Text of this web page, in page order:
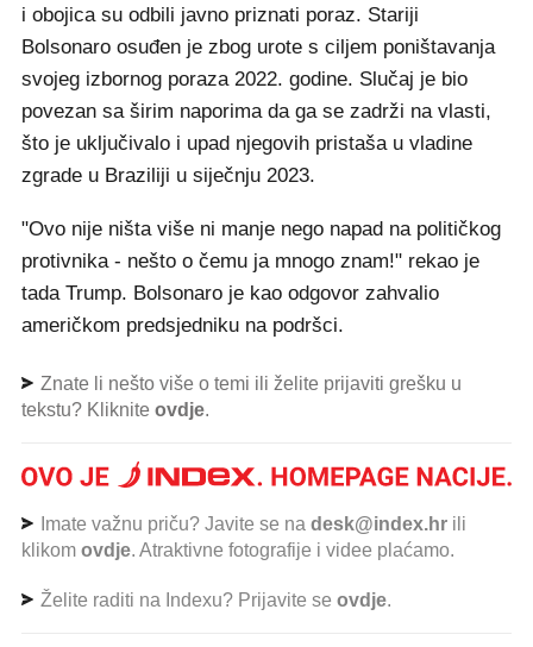
i obojica su odbili javno priznati poraz. Stariji
Bolsonaro osuđen je zbog urote s ciljem poništavanja
svojeg izbornog poraza 2022. godine. Slučaj je bio
povezan sa širim naporima da ga se zadrži na vlasti,
što je uključivalo i upad njegovih pristaša u vladine
zgrade u Braziliji u siječnju 2023.
"Ovo nije ništa više ni manje nego napad na političkog
protivnika - nešto o čemu ja mnogo znam!" rekao je
tada Trump. Bolsonaro je kao odgovor zahvalio
američkom predsjedniku na podršci.
Znate li nešto više o temi ili želite prijaviti grešku u
tekstu? Kliknite ovdje.
Imate važnu priču? Javite se na desk@index.hr ili
klikom ovdje. Atraktivne fotografije i videe plaćamo.
Želite raditi na Indexu? Prijavite se ovdje.